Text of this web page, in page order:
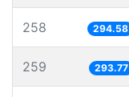
258 294.58
259 293.77